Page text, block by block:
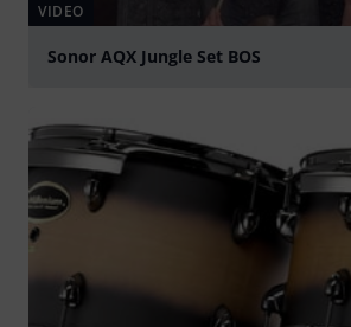
VIDEO
Sonor AQX Jungle Set BOS